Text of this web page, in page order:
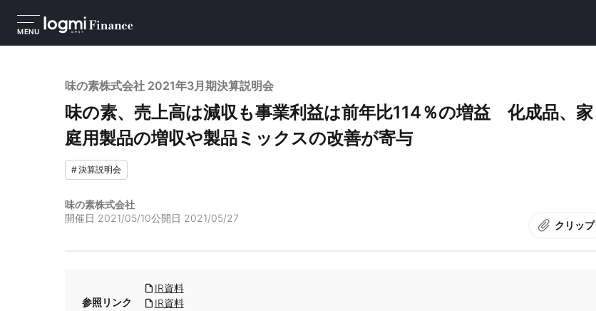
MENU
味の素株式会社 2021年3月期決算説明会
味の素、売上高は減収も事業利益は前年比114％の増益 化成品、家
庭用製品の増収や製品ミックスの改善が寄与
#決算説明会
味の素株式会社
開催日 2021/05/10公開日 2021/05/27
クリップ
参照リンク
IR資料
IR資料